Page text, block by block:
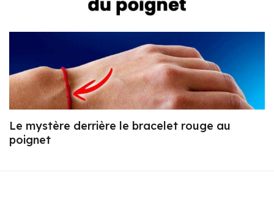
Le mystère derrière le bracelet rouge au
poignet